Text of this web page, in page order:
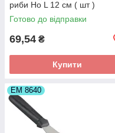
риби Но L 12 см ( шт )
Готово до відправки
69,54 ₴
Купити
ЕМ 8640